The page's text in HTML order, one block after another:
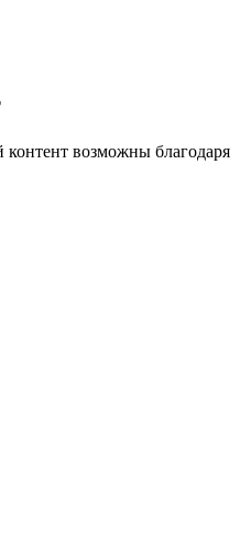
контент возможны благодаря